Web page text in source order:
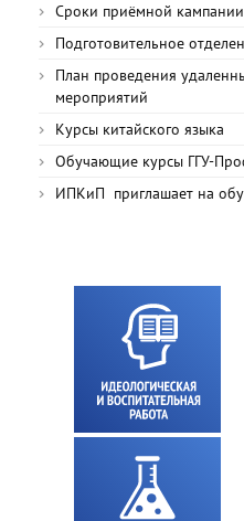
Сроки приёмной
Подготовительное
План проведения
мероприятий
Курсы китайского языка
Обучающие курсы ГГУ-
ИПКиП приглашает на